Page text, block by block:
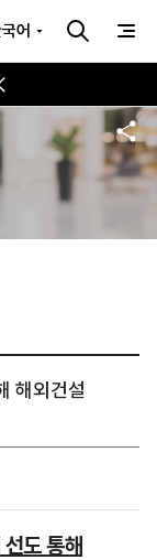
어
해외건설
도 통해